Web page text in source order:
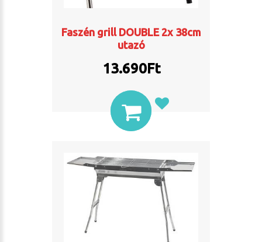
Faszén grill DOUBLE 2x 38cm
utazó
13.690Ft